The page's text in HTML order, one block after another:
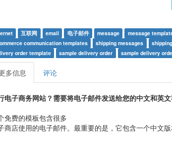
互联网 email 电子邮件 message message
communication templates
shipping messages
order template
sample delivery order sample delivery
多信息 评论
电子商务网站？需要将电子邮件发送给您的中文和英文
免费的模板包含很多
商店使用的电子邮件。最重要的是，它包含一个中文